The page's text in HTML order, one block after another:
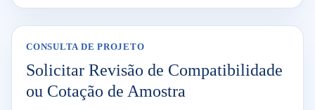
CONSULTA DE PROJETO
Solicitar Revisão de Compatibilidade
ou Cotação de Amostra